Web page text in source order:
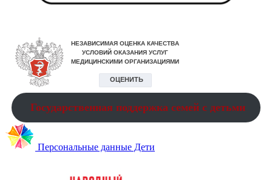
Государственная поддержка семей с детьми
Персональные данные Дети